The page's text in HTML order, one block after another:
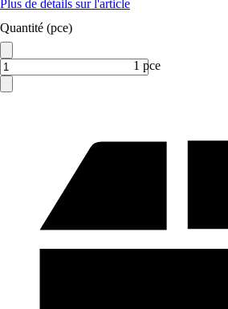
Plus de détails sur l'article
Quantité (pce)
1 pce